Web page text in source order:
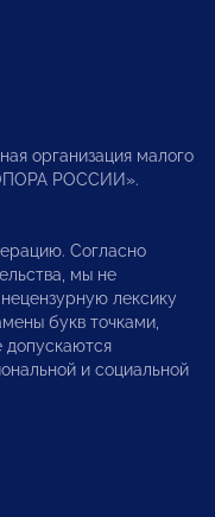
организация малого
РОССИИ».
Согласно
мы не
лексику
букв точками,
и социальной